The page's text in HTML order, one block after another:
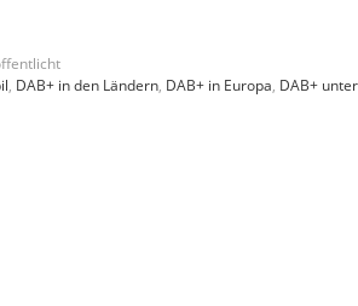
, DAB+ in den Ländern, DAB+ in Europa, DAB+